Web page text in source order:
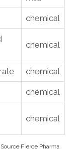
chemical
chemical
chemical
chemical
chemical
Fierce Pharma